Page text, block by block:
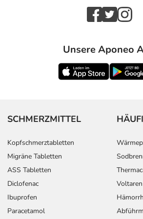
Unsere Aponeo
SCHMERZMITTEL
Kopfschmerztabletten
Migräne Tabletten
ASS Tabletten
Diclofenac
Ibuprofen
Paracetamol
Voltaren